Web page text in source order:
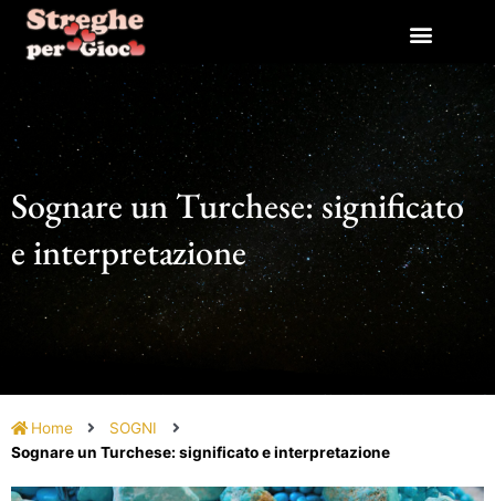
contenuto
Sognare un Turchese: significato
e interpretazione
Home
SOGNI
Sognare un Turchese: significato e interpretazione